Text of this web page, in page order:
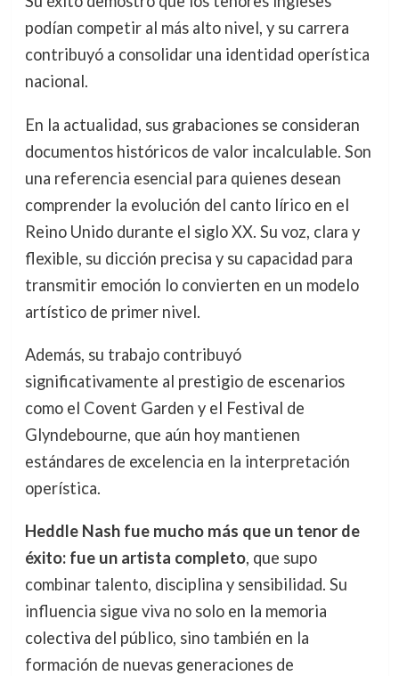
podían competir al más alto nivel, y su carrera
contribuyó a consolidar una identidad operística
nacional.
En la actualidad, sus grabaciones se consideran
documentos históricos de valor incalculable. Son
una referencia esencial para quienes desean
comprender la evolución del canto lírico en el
Reino Unido durante el siglo XX. Su voz, clara y
flexible, su dicción precisa y su capacidad para
transmitir emoción lo convierten en un modelo
artístico de primer nivel.
Además, su trabajo contribuyó
significativamente al prestigio de escenarios
como el Covent Garden y el Festival de
Glyndebourne, que aún hoy mantienen
estándares de excelencia en la interpretación
operística.
Heddle Nash fue mucho más que un tenor de
éxito: fue un artista completo, que supo
combinar talento, disciplina y sensibilidad. Su
influencia sigue viva no solo en la memoria
colectiva del público, sino también en la
formación de nuevas generaciones de